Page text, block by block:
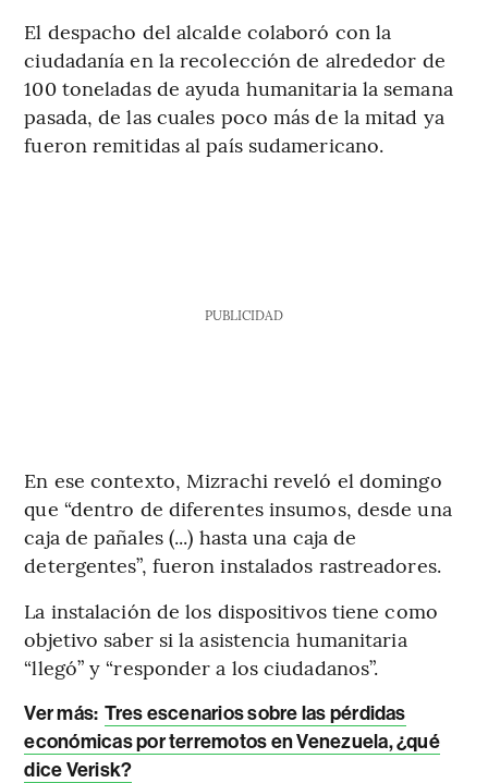
El despacho del alcalde colaboró con la
ciudadanía en la recolección de alrededor de
100 toneladas de ayuda humanitaria la semana
pasada, de las cuales poco más de la mitad ya
fueron remitidas al país sudamericano.
PUBLICIDAD
En ese contexto, Mizrachi reveló el domingo
que “dentro de diferentes insumos, desde una
caja de pañales (...) hasta una caja de
detergentes”, fueron instalados rastreadores.
La instalación de los dispositivos tiene como
objetivo saber si la asistencia humanitaria
“llegó” y “responder a los ciudadanos”.
Ver más: Tres escenarios sobre las pérdidas
económicas por terremotos en Venezuela, ¿qué
dice Verisk?